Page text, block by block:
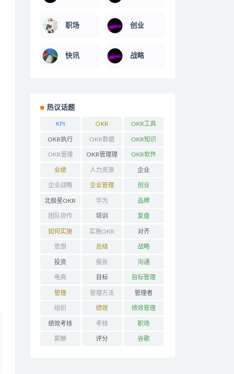
职场 创业
快讯 战略
热议话题
KPI OKR OKR工具
OKR执行 OKR数据 OKR知识
OKR管理 OKR管理理
念
OKR软件
业绩 人力资源 企业
企业战略 企业管理 创业
北极星OKR 华为 品牌
团队协作 培训 复盘
如何实施
OKR
实施OKR 对齐
思想 总结 战略
投资 报告 沟通
电商 目标 目标管理
管理 管理方法 管理者
组织 绩效 绩效管理
绩效考核 考核 职场
薪酬 评分 谷歌